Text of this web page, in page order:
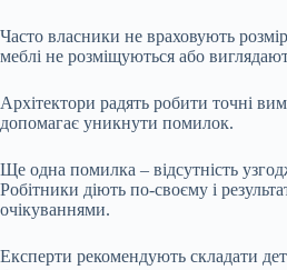
Часто власники не враховують
меблі не розміщуються або
Архітектори радять робити точні
допомагає уникнути помилок.
Ще одна помилка – відсутність
Робітники діють по-своєму і
очікуваннями.
Експерти рекомендують складати